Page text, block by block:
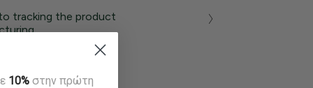
tracking the product
10% στην πρώτη